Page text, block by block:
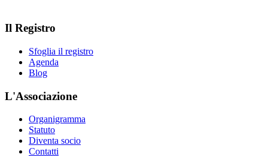
Il Registro
Sfoglia il registro
Agenda
Blog
L'Associazione
Organigramma
Statuto
Diventa socio
Contatti